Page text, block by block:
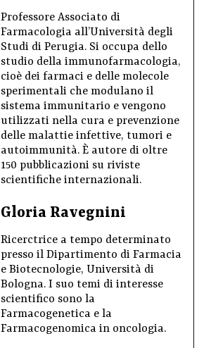
Professore Associato di
Farmacologia all’Università degli
Studi di Perugia. Si occupa dello
studio della immunofarmacologia,
cioè dei farmaci e delle molecole
sperimentali che modulano il
sistema immunitario e vengono
utilizzati nella cura e prevenzione
delle malattie infettive, tumori e
autoimmunità. È autore di oltre
150 pubblicazioni su riviste
scientifiche internazionali.
Gloria Ravegnini
Ricerctrice a tempo determinato
presso il Dipartimento di Farmacia
e Biotecnologie, Università di
Bologna. I suo temi di interesse
scientifico sono la
Farmacogenetica e la
Farmacogenomica in oncologia.